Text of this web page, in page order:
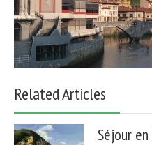
Related Articles
Séjour